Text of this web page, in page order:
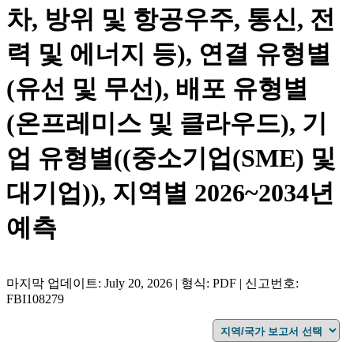
차, 방위 및 항공우주, 통신, 전
력 및 에너지 등), 연결 유형별
(유선 및 무선), 배포 유형별
(온프레미스 및 클라우드), 기
업 유형별((중소기업(SME) 및
대기업)), 지역별 2026~2034년
예측
마지막 업데이트: July 20, 2026 | 형식: PDF | 신고번호:
FBI108279